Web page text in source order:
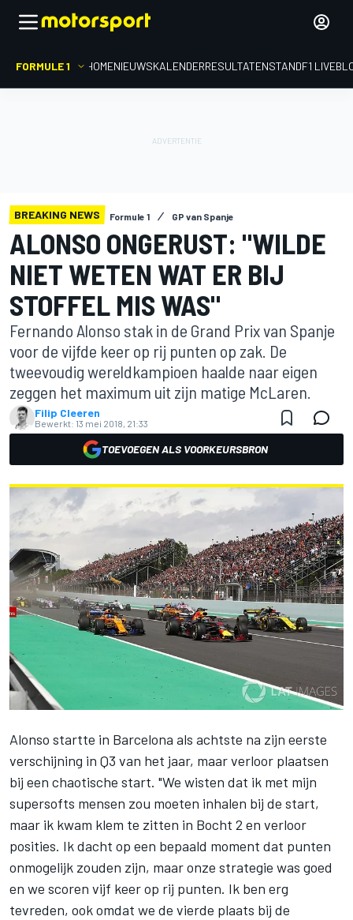
FORMULE 1 HOMENIEUWSKALENDERRESULTATENSTANDF1
BREAKING NEWS Formule 1 GP van Spanje
ALONSO ONGERUST: "WILDE
NIET WETEN WAT ER BIJ
STOFFEL MIS WAS"
Fernando Alonso stak in de Grand Prix van Spanje
voor de vijfde keer op rij punten op zak. De
tweevoudig wereldkampioen haalde naar eigen
zeggen het maximum uit zijn matige McLaren.
Filip Cleeren
Bewerkt: 13 mei 2018, 21:33
TOEVOEGEN ALS VOORKEURSBRON
Alonso startte in Barcelona als achtste na zijn eerste
verschijning in Q3 van het jaar, maar verloor plaatsen
bij een chaotische start. "We wisten dat ik met mijn
supersofts mensen zou moeten inhalen bij de start,
maar ik kwam klem te zitten in Bocht 2 en verloor
posities. Ik dacht op een bepaald moment dat punten
onmogelijk zouden zijn, maar onze strategie was goed
en we scoren vijf keer op rij punten. Ik ben erg
tevreden, ook omdat we de vierde plaats bij de